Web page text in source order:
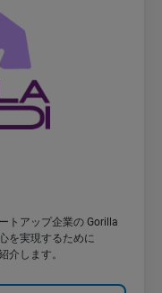
トアップ企業の Gorilla
を実現するために
介します。